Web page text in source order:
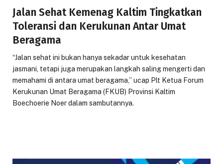
Jalan Sehat Kemenag Kaltim Tingkatkan
Toleransi dan Kerukunan Antar Umat
Beragama
“Jalan sehat ini bukan hanya sekadar untuk kesehatan
jasmani, tetapi juga merupakan langkah saling mengerti dan
memahami di antara umat beragama,” ucap Plt Ketua Forum
Kerukunan Umat Beragama (FKUB) Provinsi Kaltim
Boechoerie Noer dalam sambutannya.